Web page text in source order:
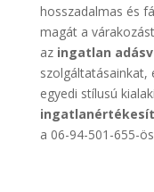
hosszadalmas és
magát a
az ingatlan
szolgáltatásainkat,
egyedi stílusú
a 06-94-501-655-